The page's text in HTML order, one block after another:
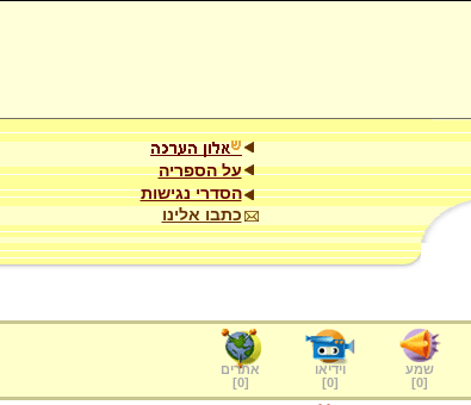
על הספריה
הסדרי נגישות
כתבו אלינו
שמע
[
0
]
וידיאו
[
0
]
אתרים
[
0
]